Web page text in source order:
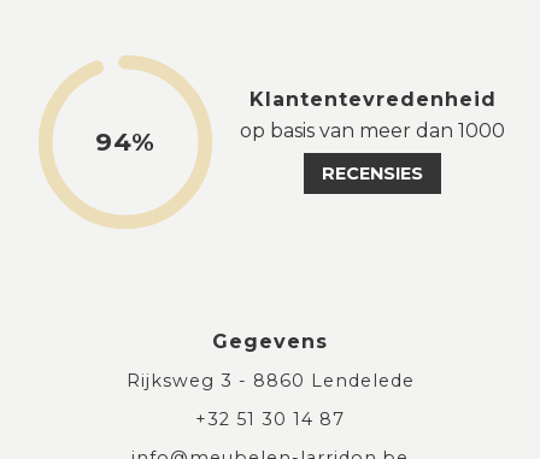
94%
Klantentevredenheid
op basis van meer dan 1000
RECENSIES
Gegevens
Rijksweg 3 - 8860 Lendelede
+32 51 30 14 87